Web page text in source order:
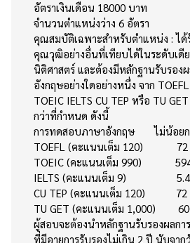
อัตราเงินเดือน 18000 บาท
จำนวนตำแหน่งว่าง 6 อัตรา
คุณสมบัติเฉพาะสำหรับตำแหน่ง : ไ
คุณวุฒิอย่างอื่นที่เทียบได้ในระดับเดี
นิติศาสตร์ และต้องมีหลักฐานรับรอง
อังกฤษอย่างใดอย่างหนึ่ง จาก
TOEIC IELTS CU TEP หรือ TU
กว่าที่กำหนด ดังนี้
การทดสอบภาษาอังกฤษ ไม่น้อยก
TOEFL (คะแนนเต็ม 120) 72
TOEIC (คะแนนเต็ม 990)
IELTS (คะแนนเต็ม 9) 5.4
CU TEP (คะแนนเต็ม 120) 72
TU GET (คะแนนเต็ม 1,000)
ผู้สอบจะต้องนำหลักฐานรับรองผลก
ที่มีอายุการรับรองไม่เกิน 2 ปี นับจา